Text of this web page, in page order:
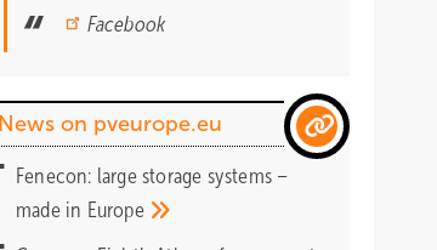
Facebook
News on pveurope.eu
Fenecon: large storage systems –
made in Europe